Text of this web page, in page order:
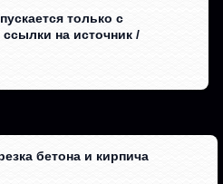
только с
на источник /
бетона и кирпича